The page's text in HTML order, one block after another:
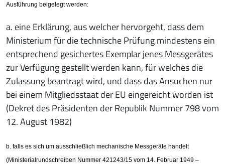
Ausführung beigelegt werden:
a. eine Erklärung, aus welcher hervorgeht, dass dem
Ministerium für die technische Prüfung mindestens ein
entsprechend gesichertes Exemplar jenes Messgerätes
zur Verfügung gestellt werden kann, für welches die
Zulassung beantragt wird, und dass das Ansuchen nur
bei einem Mitgliedsstaat der EU eingereicht worden ist
(Dekret des Präsidenten der Republik Nummer 798 vom
12. August 1982)
b. falls es sich um ausschließlich mechanische Messgeräte handelt
(Ministerialrundschreiben Nummer 421243/15 vom 14. Februar 1949 –